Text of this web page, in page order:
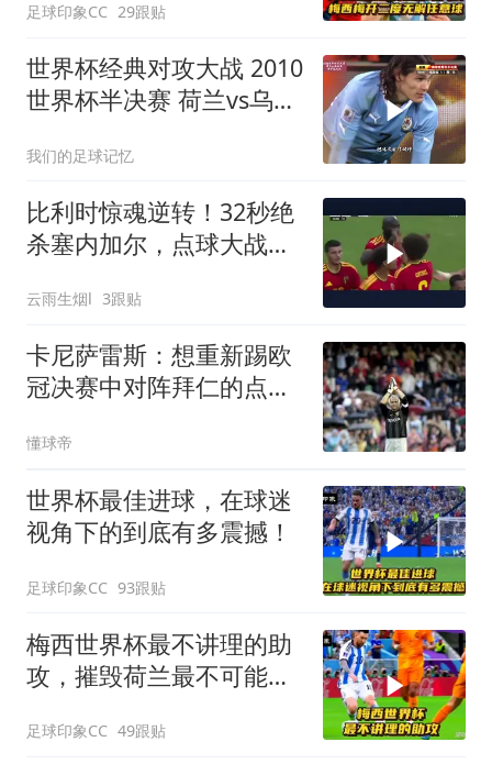
足球印象CC 29跟贴
世界杯经典对攻大战 2010
世界杯半决赛 荷兰vs乌拉
我们的足球记忆
比利时惊魂逆转！32秒绝
杀塞内加尔，点球大战惊
云雨生烟l 3跟贴
卡尼萨雷斯：想重新踢欧
冠决赛中对阵拜仁的点球
懂球帝
世界杯最佳进球，在球迷
视角下的到底有多震撼！
足球印象CC 93跟贴
梅西世界杯最不讲理的助
攻，摧毁荷兰最不可能的
足球印象CC 49跟贴